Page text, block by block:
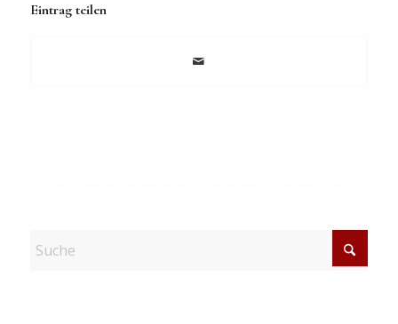
Eintrag teilen